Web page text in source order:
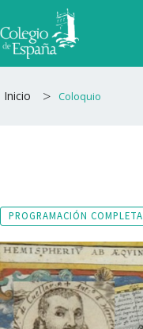
al
contenido
Inicio > Coloquio
PROGRAMACIÓN COMPLETA